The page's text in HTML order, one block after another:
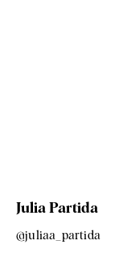
Julia Partida
@juliaa_partida